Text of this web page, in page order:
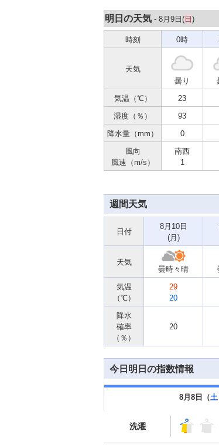
明日の天気 - 8月9日( 日 )
時刻 0時
天気
曇り
気温（℃）
23
湿度（％）
93
降水量（mm）
0
風向
風速（m/s）
南西
1
週間天気
日付
8月10日
(月 )
天気
曇時々晴
気温
（℃）
29
20
降水
確率
（％）
20
今日明日の指数情報
8月8日（土
洗濯